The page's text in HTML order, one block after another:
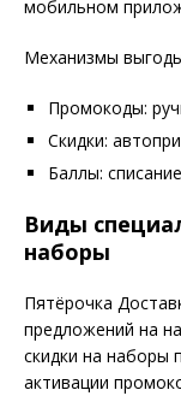
мобильном
Механизмы
Промокоды:
Скидки:
Баллы:
Виды
наборы
Пятёрочка
предложений на
скидки на наборы
активации